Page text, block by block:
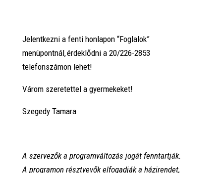
Jelentkezni a fenti honlapon “Foglalok”
menüpontnál, érdeklődni a 20/226-2853
telefonszámon lehet!
Várom szeretettel a gyermekeket!
Szegedy Tamara
A szervezők a programváltozás jogát fenntartják.
A programon résztvevők elfogadják a házirendet,